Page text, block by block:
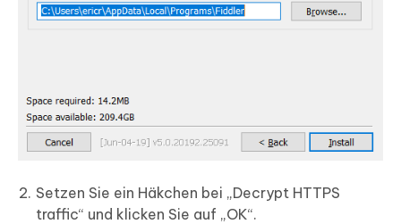
Setzen Sie ein Häkchen bei „Decrypt HTTPS
traffic“ und klicken Sie auf „OK“.